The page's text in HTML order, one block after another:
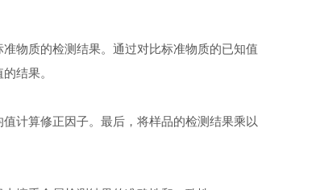
物质的检测结果。通过对比标准物质的已知值
结果。
计算修正因子。最后，将样品的检测结果乘以